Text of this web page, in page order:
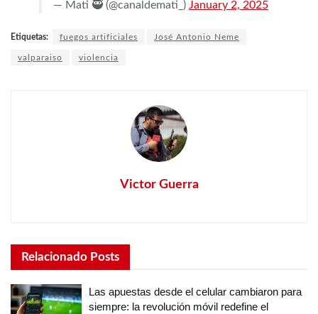
— Mati 🥷 (@canaldemati_) January 2, 2025
Etiquetas: fuegos artificiales José Antonio Neme
valparaiso violencia
Victor Guerra
Relacionado Posts
Las apuestas desde el celular cambiaron para
siempre: la revolución móvil redefine el